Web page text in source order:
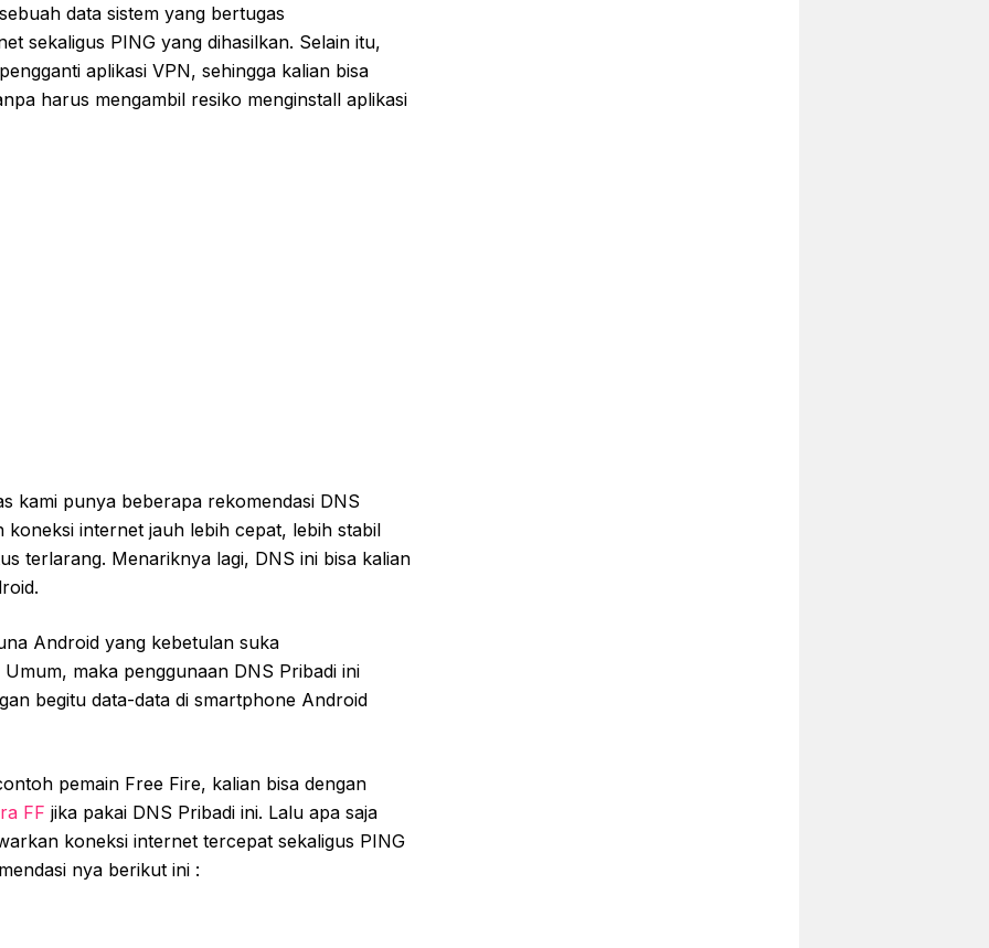
data sistem yang bertugas
sekaligus PING yang dihasilkan. Selain itu,
aplikasi VPN, sehingga kalian bisa
harus mengambil resiko menginstall aplikasi
kami punya beberapa rekomendasi DNS
koneksi internet jauh lebih cepat, lebih stabil
terlarang. Menariknya lagi, DNS ini bisa kalian
Android yang kebetulan suka
maka penggunaan DNS Pribadi ini
begitu data-data di smartphone Android
pemain Free Fire, kalian bisa dengan
FF jika pakai DNS Pribadi ini. Lalu apa saja
koneksi internet tercepat sekaligus PING
nya berikut ini :